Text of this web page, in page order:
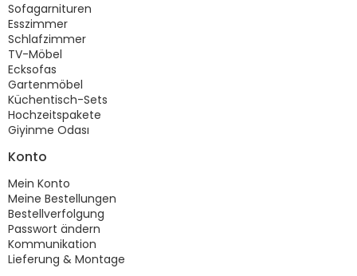
Sofagarnituren
Esszimmer
Schlafzimmer
TV-Möbel
Ecksofas
Gartenmöbel
Küchentisch-Sets
Hochzeitspakete
Giyinme Odası
Konto
Mein Konto
Meine Bestellungen
Bestellverfolgung
Passwort ändern
Kommunikation
Lieferung & Montage